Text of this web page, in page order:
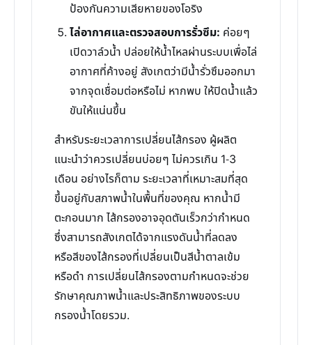
ป้องกันความเสียหายของโอริง
ไล่อากาศและตรวจสอบการรั่วซึม: ค่อยๆ
เปิดวาล์วน้ำ ปล่อยให้น้ำไหลผ่านระบบเพื่อไล่
อากาศที่ค้างอยู่ สังเกตว่ามีน้ำรั่วซึมออกมา
จากจุดเชื่อมต่อหรือไม่ หากพบ ให้ปิดน้ำแล้ว
ขันให้แน่นขึ้น
สำหรับระยะเวลาการเปลี่ยนไส้กรอง ผู้ผลิต
แนะนำว่าควรเปลี่ยนบ่อยๆ ไม่ควรเกิน 1-3
เดือน อย่างไรก็ตาม ระยะเวลาที่เหมาะสมที่สุด
ขึ้นอยู่กับสภาพน้ำในพื้นที่ของคุณ หากน้ำมี
ตะกอนมาก ไส้กรองอาจอุดตันเร็วกว่ากำหนด
ซึ่งสามารถสังเกตได้จากแรงดันน้ำที่ลดลง
หรือสีของไส้กรองที่เปลี่ยนเป็นสีน้ำตาลเข้ม
หรือดำ การเปลี่ยนไส้กรองตามกำหนดจะช่วย
รักษาคุณภาพน้ำและประสิทธิภาพของระบบ
กรองน้ำโดยรวม.